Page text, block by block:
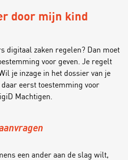
door mijn kind
digitaal zaken regelen? Dan moet
voor geven. Je regelt
je inzage in het dossier van je
eerst toestemming voor
Machtigen.
een ander aan de slag wilt,